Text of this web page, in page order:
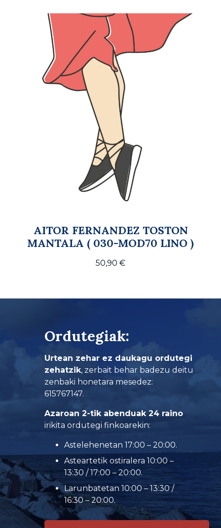
AITOR FERNANDEZ TOSTON
MANTALA ( 030-MOD70 LINO )
50,90 €
Ordutegiak:
Urtean zehar ez daukagu ordutegi
zehatzik, zerbait behar badezu deitu
zenbaki honetara mesedez:
615767147.
Azaroan 2-tik abenduak 24 raino
irikita ordutegi finkoarekin:
Astelehenetan 17:00 – 20:00.
Asteartetik ostiralera 10:00 –
13:30 / 17:00 – 20:00.
Larunbatetan 10:00 – 13:30 /
16:30 – 20:00.